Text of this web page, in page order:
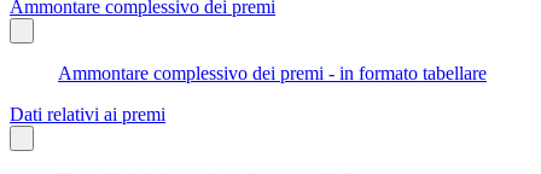
Ammontare complessivo dei premi
Ammontare complessivo dei premi - in formato tabellare
Dati relativi ai premi